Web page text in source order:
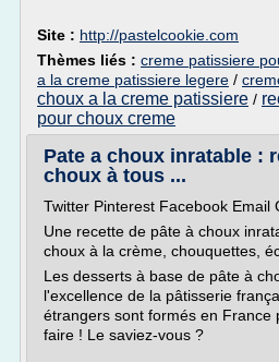
Site : http://pastelcookie.com
Thèmes liés : creme patissiere
a la creme patissiere legere /
choux a la creme patissiere /
pour choux creme
Pate a choux inratable :
choux à tous ...
Twitter Pinterest Facebook Email
Une recette de pâte à choux
choux à la crème, chouquettes,
Les desserts à base de pâte à
l'excellence de la pâtisserie
étrangers sont formés en France
faire ! Le saviez-vous ?